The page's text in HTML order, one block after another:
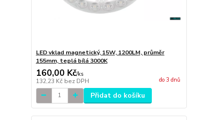
LED vklad magnetický, 15W, 1200LM, průměr
155mm, teplá bílá 3000K
160,00 Kč/ks
132,23 Kč bez DPH do 3 dnů
Přidat do košíku